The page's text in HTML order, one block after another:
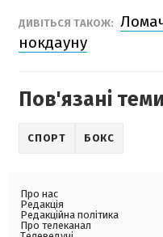
ДИВІТЬСЯ ТАКОЖ:
нокдауну
Пов'язані
СПОРТ БОКС
Про нас
Редакція
Редакційна політика
Про телеканал